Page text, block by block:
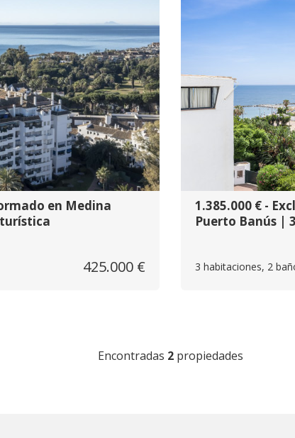
en Medina
425.000 €
1.385.000 € -
Puerto Banús |
3 habitaciones, 2
Encontradas 2propiedades